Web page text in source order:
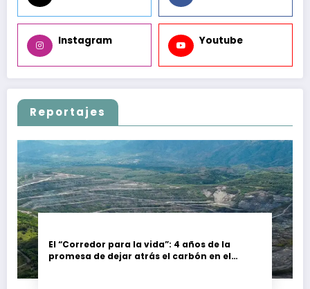
Instagram Youtube
Reportajes
El “Corredor para la vida”: 4 años de la
promesa de dejar atrás el carbón en el